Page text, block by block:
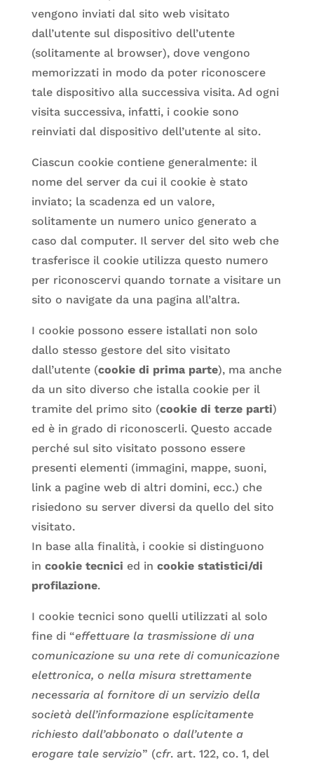
vengono inviati dal sito web visitato
dall’utente sul dispositivo dell’utente
(solitamente al browser), dove vengono
memorizzati in modo da poter riconoscere
tale dispositivo alla successiva visita. Ad ogni
visita successiva, infatti, i cookie sono
reinviati dal dispositivo dell’utente al sito.
Ciascun cookie contiene generalmente: il
nome del server da cui il cookie è stato
inviato; la scadenza ed un valore,
solitamente un numero unico generato a
caso dal computer. Il server del sito web che
trasferisce il cookie utilizza questo numero
per riconoscervi quando tornate a visitare un
sito o navigate da una pagina all’altra.
I cookie possono essere istallati non solo
dallo stesso gestore del sito visitato
dall’utente (cookie di prima parte), ma anche
da un sito diverso che istalla cookie per il
tramite del primo sito (cookie di terze parti)
ed è in grado di riconoscerli. Questo accade
perché sul sito visitato possono essere
presenti elementi (immagini, mappe, suoni,
link a pagine web di altri domini, ecc.) che
risiedono su server diversi da quello del sito
visitato.
In base alla finalità, i cookie si distinguono
in cookie tecnici ed in cookie statistici/di
profilazione.
I cookie tecnici sono quelli utilizzati al solo
fine di “effettuare la trasmissione di una
comunicazione su una rete di comunicazione
elettronica, o nella misura strettamente
necessaria al fornitore di un servizio della
società dell’informazione esplicitamente
richiesto dall’abbonato o dall’utente a
erogare tale servizio” (cfr. art. 122, co. 1, del